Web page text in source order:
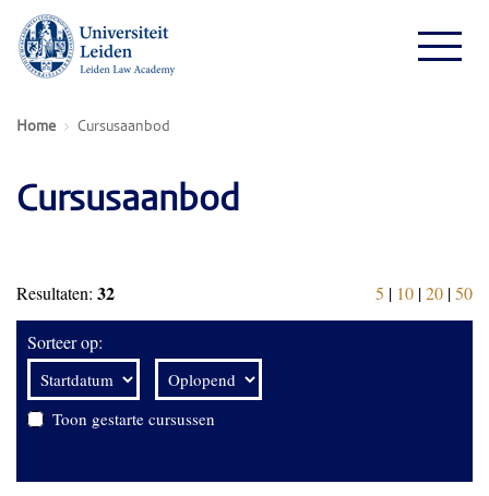
Home Cursusaanbod
Cursusaanbod
Resultaten: 32 5 | 10 |20 |50
Sorteer op:
Toon gestarte cursussen